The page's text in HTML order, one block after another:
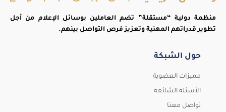
منظمة دولية “مستقلة” تضم العاملين بوسائل الإعلام من أجل
تطوير قدراتهم المهنية وتعزيز فرص التواصل بينهم.
حول الشبكة
مميزات العضوية
الأسئلة الشائعة
تواصل معنا